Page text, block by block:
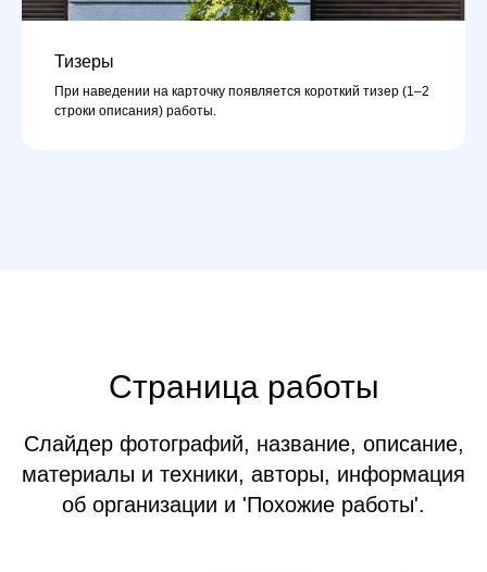
Тизеры
При наведении на карточку появляется короткий тизер (1–2
строки описания) работы.
Страница работы
Слайдер фотографий, название, описание,
материалы и техники, авторы, информация
об организации и 'Похожие работы'.